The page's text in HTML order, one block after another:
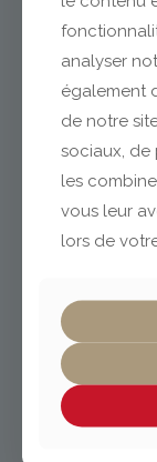
analyser
également
de notre
sociaux, de
les
vous leur
lors de